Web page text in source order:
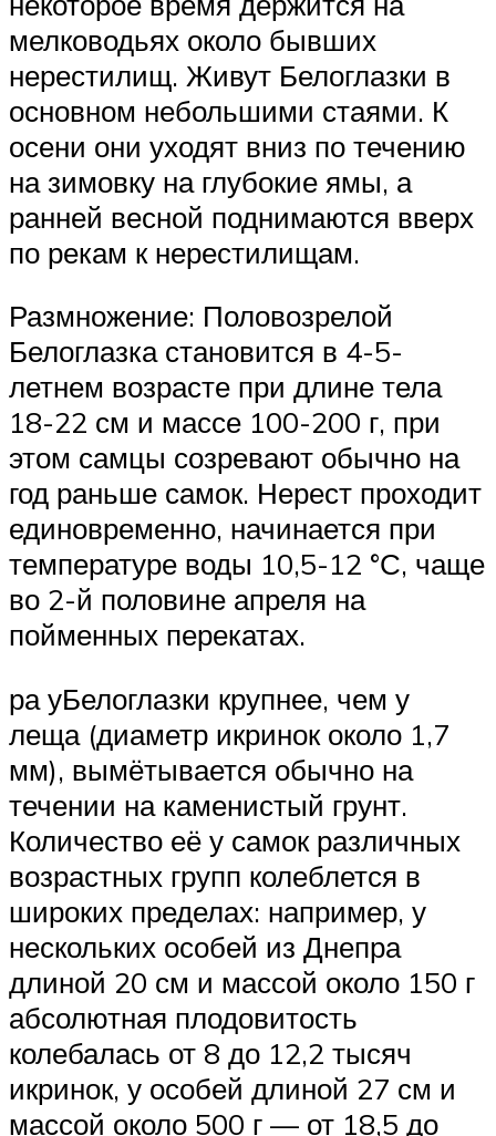
мелководьях около бывших
нерестилищ. Живут Белоглазки в
основном небольшими стаями. К
осени они уходят вниз по течению
на зимовку на глубокие ямы, а
ранней весной поднимаются вверх
по рекам к нерестилищам.
Размножение: Половозрелой
Белоглазка становится в 4-5-
летнем возрасте при длине тела
18-22 см и массе 100-200 г, при
этом самцы созревают обычно на
год раньше самок. Нерест проходит
единовременно, начинается при
температуре воды 10,5-12 °С, чаще
во 2-й половине апреля на
пойменных перекатах.
ра уБелоглазки крупнее, чем у
леща (диаметр икринок около 1,7
мм), вымётывается обычно на
течении на каменистый грунт.
Количество её у самок различных
возрастных групп колеблется в
широких пределах: например, у
нескольких особей из Днепра
длиной 20 см и массой около 150 г
абсолютная плодовитость
колебалась от 8 до 12,2 тысяч
икринок, у особей длиной 27 см и
массой около 500 г — от 18,5 до